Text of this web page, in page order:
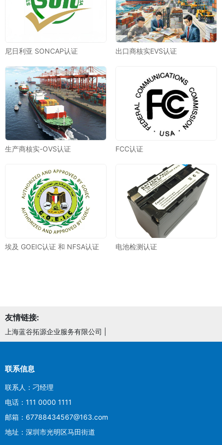
尼日利亚 SONCAP认证 出口商核实EVS认证
生产商核实-OVS认证 FCC认证
埃及 GOEIC认证 和 NFSA认证 电池检测认证
友情链接:
上海蓝谷拓源企业服务有限公司
联系信息
联系人：刁经理
电话：111 0000 1111
邮箱：67788434567@163.com
地址：深圳市光明区马田街道